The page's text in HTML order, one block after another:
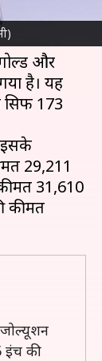
3 को
और
है। यह
173
इसके
29,211
31,610
कीमत
इंच की